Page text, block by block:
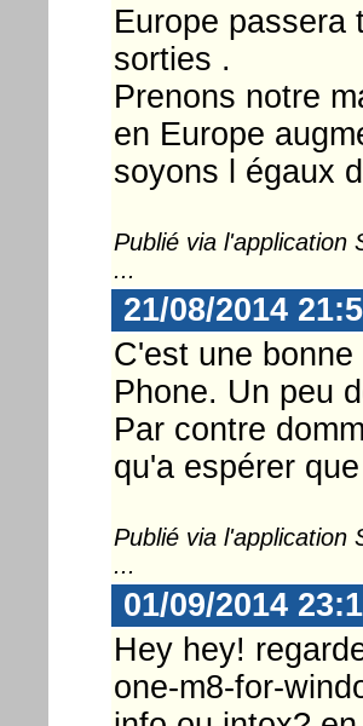
Europe passera
sorties .
Prenons notre
en Europe
soyons l égaux
Publié via
...
21/08/2014
C'est une
Phone. Un peu
Par contre
qu'a espérer
Publié via
...
01/09/2014
Hey hey!
one-m8-for-